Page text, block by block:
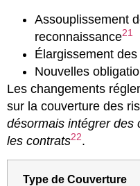
Assouplissement
reconnaissance21
Élargissement
Nouvelles
Les changements
sur la couverture des
désormais intégrer des
les contrats22.
Type de Couverture